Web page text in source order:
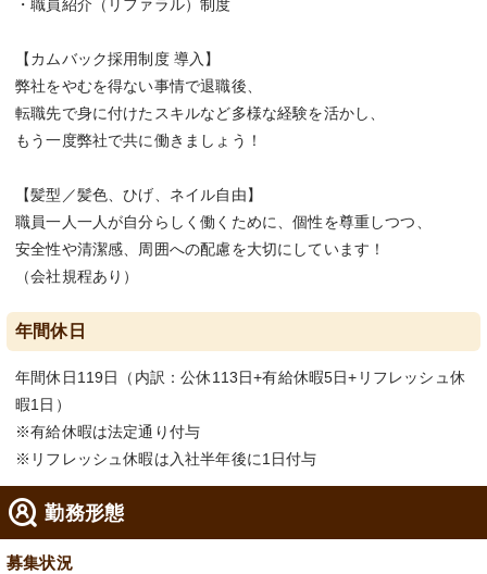
・職員紹介（リファラル）制度
【カムバック採用制度 導入】
弊社をやむを得ない事情で退職後、
転職先で身に付けたスキルなど多様な経験を活かし、
もう一度弊社で共に働きましょう！
【髪型／髪色、ひげ、ネイル自由】
職員一人一人が自分らしく働くために、個性を尊重しつつ、
安全性や清潔感、周囲への配慮を大切にしています！
（会社規程あり）
年間休日
年間休日119日（内訳：公休113日+有給休暇5日+リフレッシュ休
暇1日）
※有給休暇は法定通り付与
※リフレッシュ休暇は入社半年後に1日付与
勤務形態
募集状況